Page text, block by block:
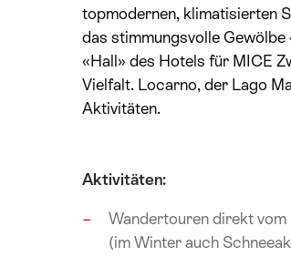
topmodernen, klimatisierten
das stimmungsvolle
«Hall» des Hotels für MICE
Vielfalt. Locarno, der Lago
Aktivitäten.
Aktivitäten:
Wandertouren direkt vom
(im Winter auch